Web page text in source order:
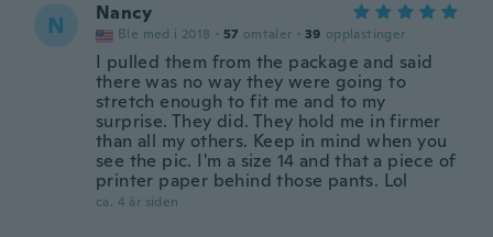
N Nancy
Ble med i 2018 · 57 omtaler · 39 opplastinger
I pulled them from the package and said
there was no way they were going to
stretch enough to fit me and to my
surprise. They did. They hold me in firmer
than all my others. Keep in mind when you
see the pic. I'm a size 14 and that a piece of
printer paper behind those pants. Lol
ca. 4 år siden